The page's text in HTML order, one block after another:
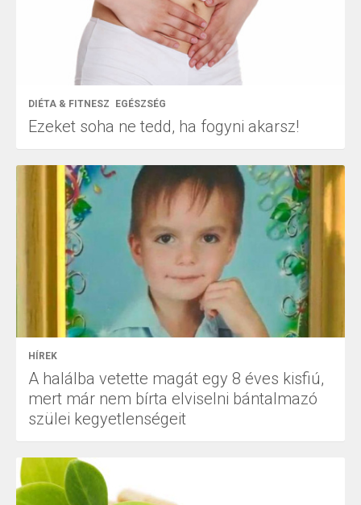
DIÉTA & FITNESZ EGÉSZSÉG
Ezeket soha ne tedd, ha fogyni akarsz!
HÍREK
A halálba vetette magát egy 8 éves kisfiú,
mert már nem bírta elviselni bántalmazó
szülei kegyetlenségeit